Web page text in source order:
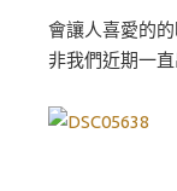
會讓人喜愛的
非我們近期一